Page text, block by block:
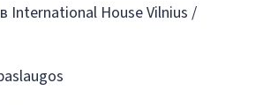
International House Vilnius /